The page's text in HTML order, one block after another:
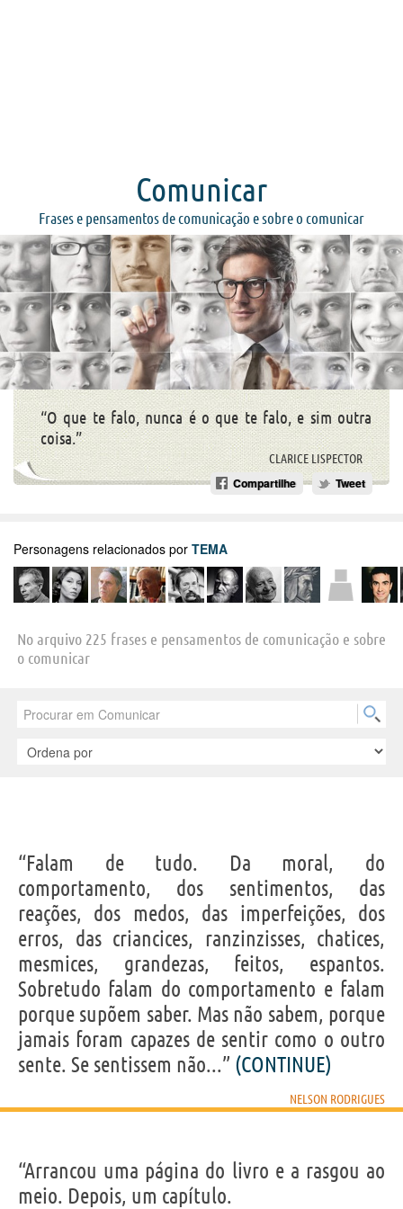
Comunicar
Frases e pensamentos de comunicação e sobre o comunicar
“O que te falo, nunca é o que te falo, e sim outra
coisa.”
CLARICE LISPECTOR
Compartilhe Tweet
Personagens relacionados por TEMA
No arquivo 225 frases e pensamentos de comunicação e sobre
o comunicar
“Falam de tudo. Da moral, do
comportamento, dos sentimentos, das
reações, dos medos, das imperfeições, dos
erros, das criancices, ranzinzisses, chatices,
mesmices, grandezas, feitos, espantos.
Sobretudo falam do comportamento e falam
porque supõem saber. Mas não sabem, porque
jamais foram capazes de sentir como o outro
sente. Se sentissem não...” (CONTINUE)
NELSON RODRIGUES
“Arrancou uma página do livro e a rasgou ao
meio. Depois, um capítulo.